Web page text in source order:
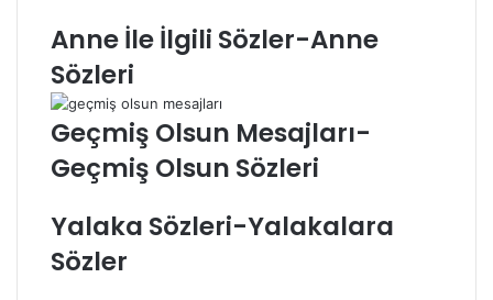
Anne İle İlgili Sözler-Anne
Sözleri
Geçmiş Olsun Mesajları-
Geçmiş Olsun Sözleri
Yalaka Sözleri-Yalakalara
Sözler